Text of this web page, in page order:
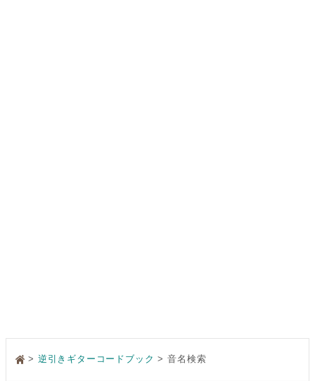
> 逆引きギターコードブック 音名検索